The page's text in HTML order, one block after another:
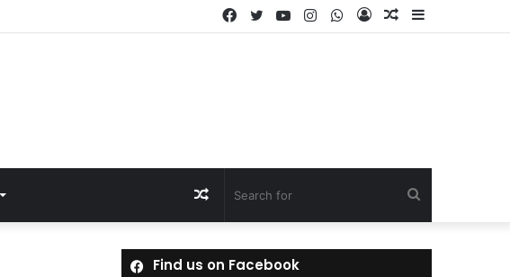
Sidebar
Random
Log
WhatsApp
Instagram
YouTube
Twitter
Facebook
for
Random
Article
Find us on Facebook